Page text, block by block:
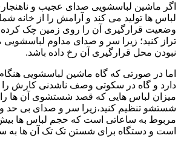
اگر ماشین لباسشویی صدای عجیب و
لباس ها تولید می کند و آرامش را از خانه
وضعیت قرارگیری آن را روی زمین چک کرده و
تراز کنید؛ زیرا سر و صدای مداوم
نبودن محل قرارگیری آن رخ داده باشد.
اما در صورتی که گاه ماشین لباسشویی
دارد و گاه در سکوتی وصف ناشدنی کارش را
میزان لباس هایی که قصد شستشوی آن ها را
شستشو تنظیم کنید،زیرا سر و صدای بی حد و
مربوط به ساعاتی است که حجم لباس ها
است و دستگاه برای شستن تک تک آن ها به